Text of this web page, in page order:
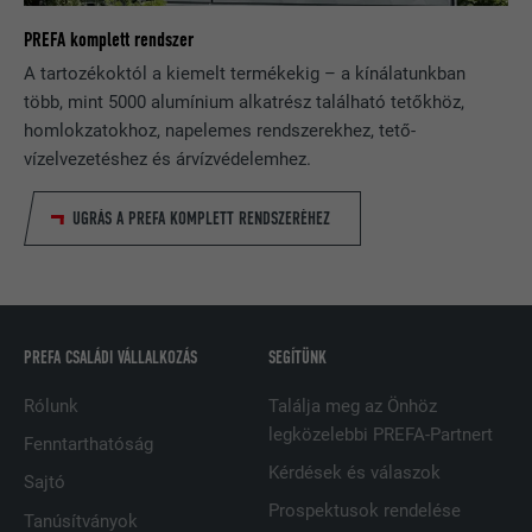
PREFA komplett rendszer
A tartozékoktól a kiemelt termékekig – a kínálatunkban
több, mint 5000 alumínium alkatrész található tetőkhöz,
homlokzatokhoz, napelemes rendszerekhez, tető-
vízelvezetéshez és árvízvédelemhez.
UGRÁS A PREFA KOMPLETT RENDSZERÉHEZ
PREFA CSALÁDI VÁLLALKOZÁS
Rólunk
Fenntarthatóság
Sajtó
Tanúsítványok
SEGÍTÜNK
Találja meg az Önhöz
legközelebbi PREFA-Partnert
Kérdések és válaszok
Prospektusok rendelése
CÉL
Egy egyértelmű azonosítót jegyez be,
amelyet statisztikai adatok
generálására használnak azzal
kapcsolatban, hogy a látogató hogyan
használja a weboldalt.
NÉV _gaexp
ellenőrzésére, hogy a böngésző engedi-
e sütik elhelyezését. Azonosító
jellemzőket nem tartalmaz.
SZOLGÁLTATÓ ads.linkedin.com
FOLYAMAT Munkamenet
által választott nyelvi beállításait.
SZOLGÁLTATÓ LinkedIn
FOLYAMAT Munkamenet
CÉL
beágyazott nyomonkövetési ablakot